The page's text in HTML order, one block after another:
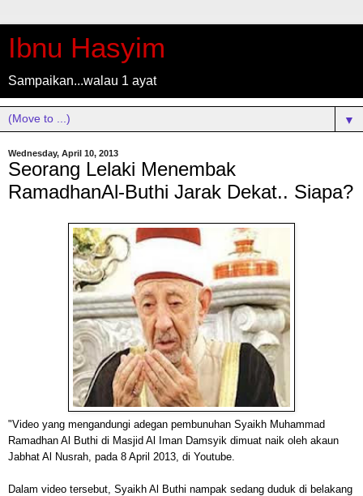
Ibnu Hasyim
Sampaikan...walau 1 ayat
▼
Wednesday, April 10, 2013
Seorang Lelaki Menembak
RamadhanAl-Buthi Jarak Dekat.. Siapa?
"Video yang mengandungi adegan pembunuhan Syaikh Muhammad
Ramadhan Al Buthi di Masjid Al Iman Damsyik dimuat naik oleh akaun
Jabhat Al Nusrah, pada 8 April 2013, di Youtube.
Dalam video tersebut, Syaikh Al Buthi nampak sedang duduk di belakang